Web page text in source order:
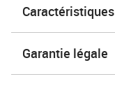
Caractéristiques
Garantie légale